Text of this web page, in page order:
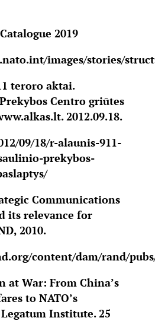
2019
images/stories/
teroro aktai.
Centro griūtes
. 2012.09.18.
09/18/r-alaunis-911-
prekybos-
Communications
its relevance for
2010.
content/dam/rand/
at War: From China’s
to NATO’s
Institute. 25